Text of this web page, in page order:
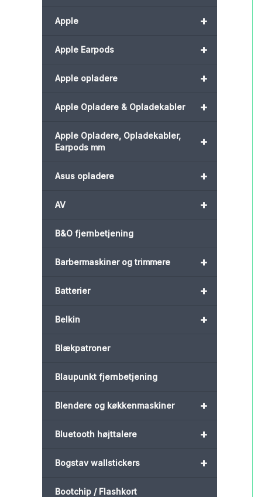
+
Apple
+
Apple Earpods
+
Apple opladere
+
Apple Opladere & Opladekabler
+
Apple Opladere, Opladekabler,
Earpods mm
+
Asus opladere
+
AV
B&O fjernbetjening
+
Barbermaskiner og trimmere
+
Batterier
+
Belkin
Blækpatroner
Blaupunkt fjernbetjening
+
Blendere og køkkenmaskiner
+
Bluetooth højttalere
+
Bogstav wallstickers
Bootchip / Flashkort